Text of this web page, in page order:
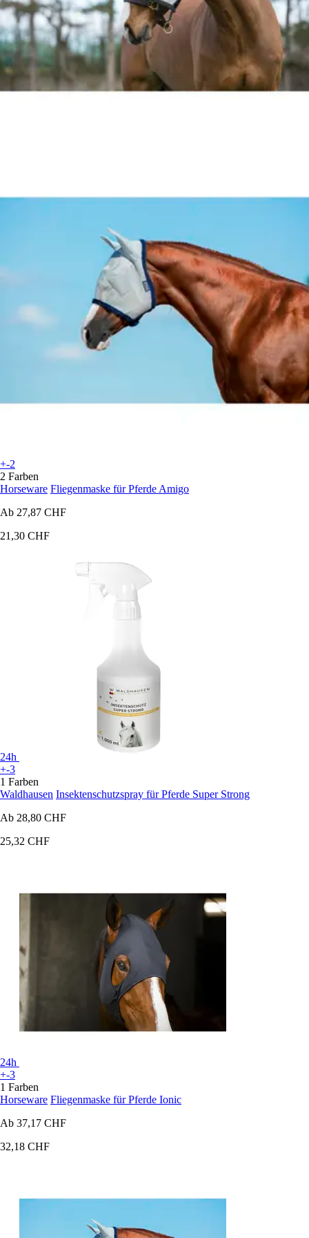
+-2
2 Farben
Horseware Fliegenmaske für Pferde Amigo
Ab 27,87 CHF
21,30 CHF
24h
+-3
1 Farben
Waldhausen Insektenschutzspray für Pferde Super Strong
Ab 28,80 CHF
25,32 CHF
24h
+-3
1 Farben
Horseware Fliegenmaske für Pferde Ionic
Ab 37,17 CHF
32,18 CHF